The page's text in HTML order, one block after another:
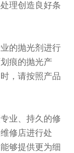
理创造良好条
的抛光剂进行
痕的抛光产
，请按照产品
业、持久的修
修店进行处
够提供更为细